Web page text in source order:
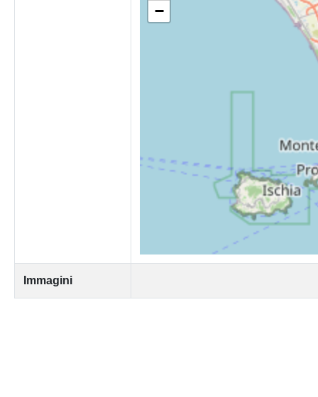
−
Immagini